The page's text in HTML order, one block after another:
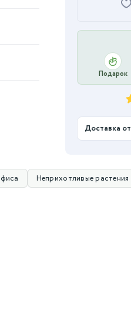
Подарок
Доставка
Неприхотливые растения